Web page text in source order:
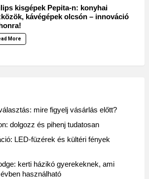
kisgépek Pepita-n: konyhai
kávégépek olcsón – innováció
More
mire figyelj vásárlás előtt?
dolgozz és pihenj tudatosan
LED-füzérek és kültéri fények
kerti házikó gyerekeknek, ami
használható